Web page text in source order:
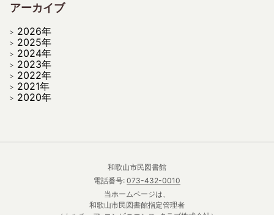
アーカイブ
2026年
2025年
2024年
2023年
2022年
2021年
2020年
和歌山市民図書館
電話番号: 073-432-0010
当ホームページは、
和歌山市民図書館指定管理者